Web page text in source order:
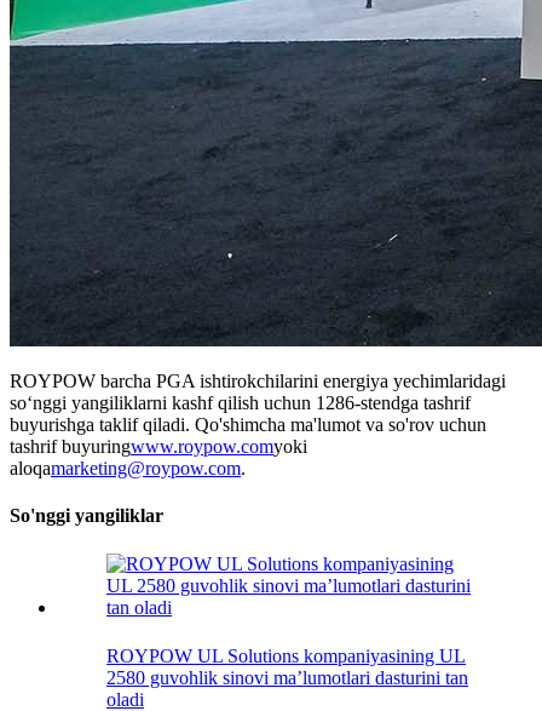
ROYPOW barcha PGA ishtirokchilarini energiya yechimlaridagi
so‘nggi yangiliklarni kashf qilish uchun 1286-stendga tashrif
buyurishga taklif qiladi. Qo'shimcha ma'lumot va so'rov uchun
tashrif buyuringwww.roypow.comyoki
aloqamarketing@roypow.com.
So'nggi yangiliklar
ROYPOW UL Solutions kompaniyasining UL
2580 guvohlik sinovi maʼlumotlari dasturini tan
oladi